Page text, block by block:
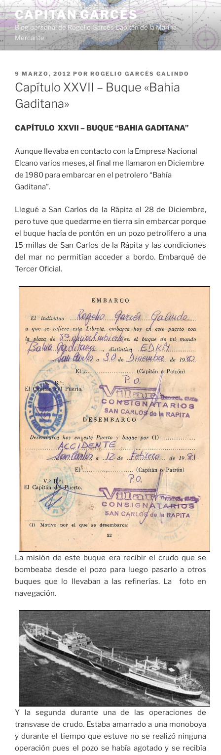
Saltar
al
contenido
CAPITAN GARCÉS
Blog personal de Rogelio Garcés Capitán de la Marina
Mercante
PUBLICADO
EL
9 MARZO, 2012 POR ROGELIO GARCÉS GALINDO
Capítulo XXVII – Buque «Bahia
Gaditana»
CAPÍTULO XXVII – BUQUE “BAHIA GADITANA”
Aunque llevaba en contacto con la Empresa Nacional
Elcano varios meses, al final me llamaron en Diciembre
de 1980 para embarcar en el petrolero “Bahía
Gaditana”.
Llegué a San Carlos de la Rápita el 28 de Diciembre,
pero tuve que quedarme en tierra sin embarcar porque
el buque hacía de pontón en un pozo petrolífero a una
15 millas de San Carlos de la Rápita y las condiciones
del mar no permitían acceder a bordo. Embarqué de
Tercer Oficial.
La misión de este buque era recibir el crudo que se
bombeaba desde el pozo para luego pasarlo a otros
buques que lo llevaban a las refinerías. La foto en
navegación.
Y la segunda durante una de las operaciones de
transvase de crudo. Estaba amarrado a una monoboya
y durante el tiempo que estuve no se realizó ninguna
operación pues el pozo se había agotado y se recibía